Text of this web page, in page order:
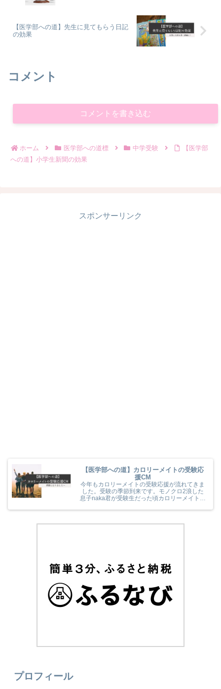
【医学部への道】先生に見てもらう日記
の効果
コメント
コメントを書き込む
ホーム 医学部への道標 中学受験
【医学部
への道】小学生新聞の効果
スポンサーリンク
【医学部への道】カロリーメイトの受験応
援CM
今年もカロリーメイトの受験応援が流れてきま
した。受験の季節到来です。モノクロ2浪した
息子naka君が受験生だった頃カロリーメイトの
(^^) 今年のカロリーメイトの受験応援CMも音
プロフィール